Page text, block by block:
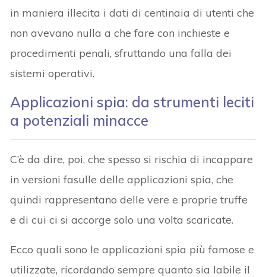
in maniera illecita i dati di centinaia di utenti che
non avevano nulla a che fare con inchieste e
procedimenti penali, sfruttando una falla dei
sistemi operativi.
Applicazioni spia: da strumenti leciti
a potenziali minacce
C’è da dire, poi, che spesso si rischia di incappare
in versioni fasulle delle applicazioni spia, che
quindi rappresentano delle vere e proprie truffe
e di cui ci si accorge solo una volta scaricate.
Ecco quali sono le applicazioni spia più famose e
utilizzate, ricordando sempre quanto sia labile il